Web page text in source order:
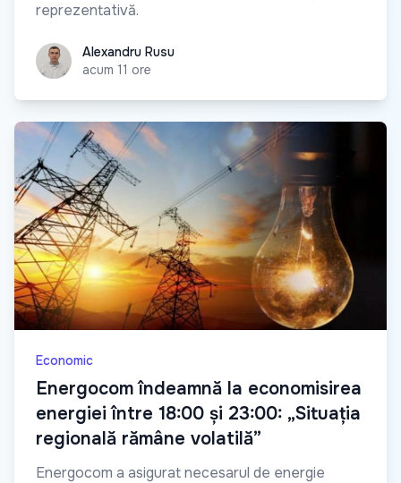
reprezentativă.
Alexandru Rusu
Alexandru Rusu
acum 11 ore
Economic
Energocom îndeamnă la economisirea
energiei între 18:00 și 23:00: „Situația
regională rămâne volatilă”
Energocom a asigurat necesarul de energie